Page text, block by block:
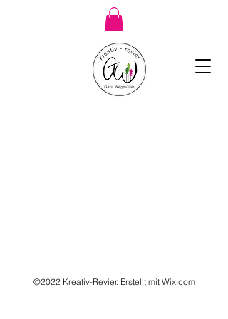
©2022 Kreativ-Revier. Erstellt mit Wix.com